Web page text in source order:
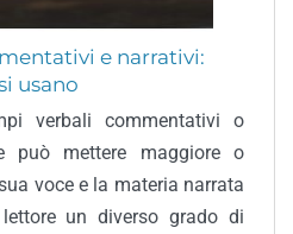
e narrativi:
usano
verbali commentativi o
può mettere maggiore o
voce e la materia narrata
un diverso grado di